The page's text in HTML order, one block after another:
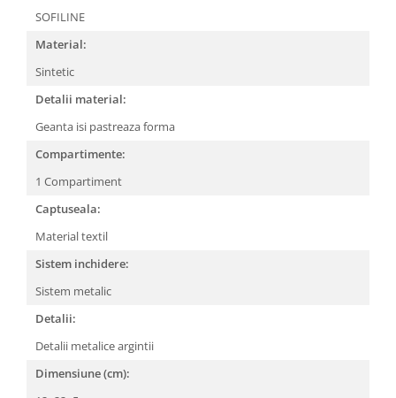
SOFILINE
Material:
Sintetic
Detalii material:
Geanta isi pastreaza forma
Compartimente:
1 Compartiment
Captuseala:
Material textil
Sistem inchidere:
Sistem metalic
Detalii:
Detalii metalice argintii
Dimensiune (cm):